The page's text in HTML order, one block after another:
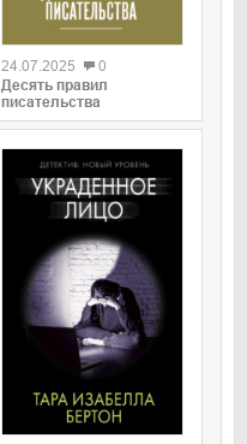
24.07.2025
0
Десять правил
писательства